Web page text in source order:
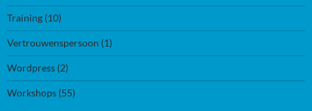
Training (10)
Vertrouwenspersoon (1)
Wordpress (2)
Workshops (55)